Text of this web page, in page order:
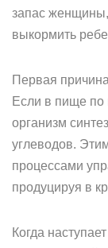
запас
выкормить
Первая
Если в пище по
организм
углеводов.
процессами
продуцируя в
Когда